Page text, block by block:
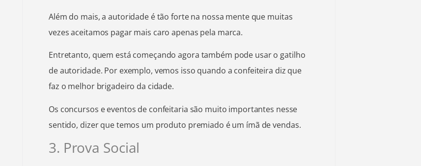
Além do mais, a autoridade é tão forte na nossa mente que muitas
vezes aceitamos pagar mais caro apenas pela marca.
Entretanto, quem está começando agora também pode usar o gatilho
de autoridade. Por exemplo, vemos isso quando a confeiteira diz que
faz o melhor brigadeiro da cidade.
Os concursos e eventos de confeitaria são muito importantes nesse
sentido, dizer que temos um produto premiado é um ímã de vendas.
3. Prova Social